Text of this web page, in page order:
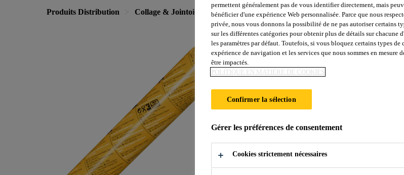
Produits Distribution Collage & Jointoiement Joints et Fissures Joints à Résistance Chimique
Sikaflex®-
Mastic polyuréthane élastique
Sikaflex®-403 Tank & Silo est
l’humidité, résistant aux acides
Le produit est utilisé pour utilisé pour
Lire plus +
permettent généralement pas de vous identifier directement, mais
bénéficier d'une expérience Web personnalisée. Parce que nous
privée, nous vous donnons la possibilité de ne pas autoriser certains
sur les différentes catégories pour obtenir plus de détails sur chacune
les paramètres par défaut. Toutefois, si vous bloquez certains types de
expérience de navigation et les services que nous sommes en mesure
être impactés.
POLITIQUE EN MATIÈRE DE COOKIES
Confirmer la sélection
Gérer les préférences de consentement
Cookies strictement nécessaires